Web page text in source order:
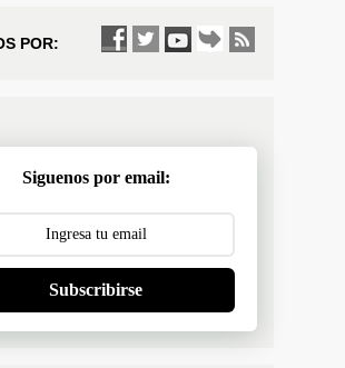
POR:
Siguenos por email:
Subscribirse